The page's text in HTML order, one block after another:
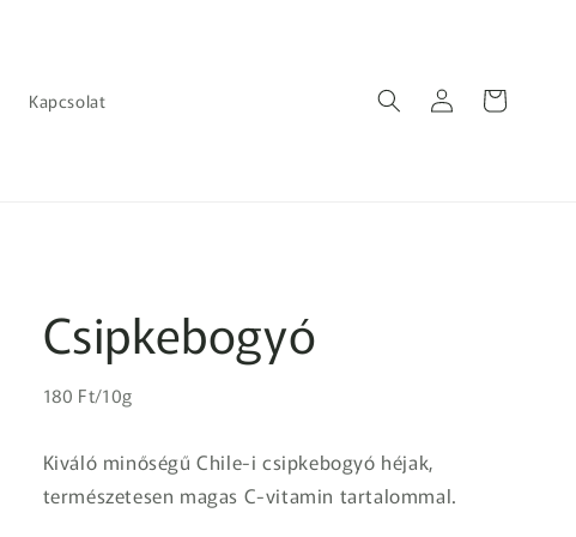
Kapcsolat BejelentkezésKosár
Csipkebogyó
Normál
Egységár
180 Ft/10g
Kiváló minőségű Chile-i csipkebogyó héjak,
természetesen magas C-vitamin tartalommal.